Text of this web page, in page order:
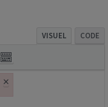
VISUEL CODE
×